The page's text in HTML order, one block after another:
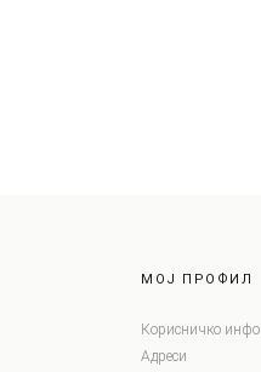
МОЈ ПРОФИЛ
Корисничко инфо
Адреси